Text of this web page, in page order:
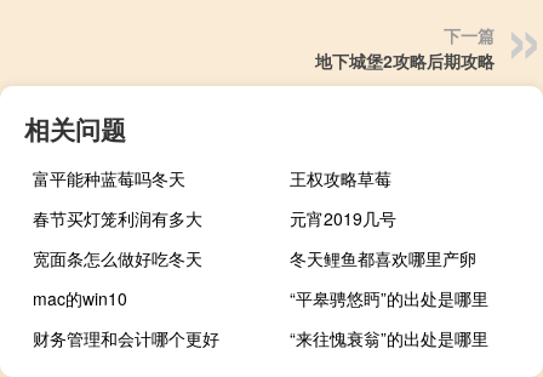
下一篇
地下城堡2攻略后期攻略
相关问题
富平能种蓝莓吗冬天
王权攻略草莓
春节买灯笼利润有多大
元宵2019几号
宽面条怎么做好吃冬天
冬天鲤鱼都喜欢哪里产卵
mac的win10
“平皋骋悠眄”的出处是哪里
财务管理和会计哪个更好
“来往愧衰翁”的出处是哪里